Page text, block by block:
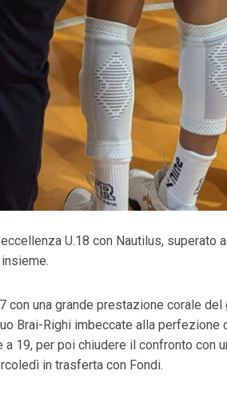
U.18 con Nautilus, superato
una grande prestazione corale
Brai-Righi imbeccate alla perfezione
per poi chiudere il confronto con
in trasferta con Fondi.